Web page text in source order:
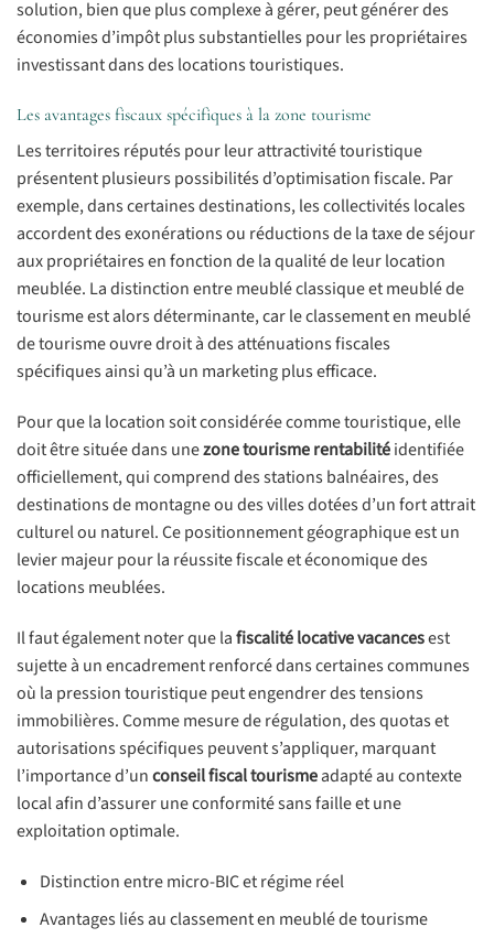
solution, bien que plus complexe à gérer, peut générer des
économies d’impôt plus substantielles pour les propriétaires
investissant dans des locations touristiques.
Les avantages fiscaux spécifiques à la zone tourisme
Les territoires réputés pour leur attractivité touristique
présentent plusieurs possibilités d’optimisation fiscale. Par
exemple, dans certaines destinations, les collectivités locales
accordent des exonérations ou réductions de la taxe de séjour
aux propriétaires en fonction de la qualité de leur location
meublée. La distinction entre meublé classique et meublé de
tourisme est alors déterminante, car le classement en meublé
de tourisme ouvre droit à des atténuations fiscales
spécifiques ainsi qu’à un marketing plus efficace.
Pour que la location soit considérée comme touristique, elle
doit être située dans unezone tourisme rentabilitéidentifiée
officiellement, qui comprend des stations balnéaires, des
destinations de montagne ou des villes dotées d’un fort attrait
culturel ou naturel. Ce positionnement géographique est un
levier majeur pour la réussite fiscale et économique des
locations meublées.
Il faut également noter que lafiscalité locative vacancesest
sujette à un encadrement renforcé dans certaines communes
où la pression touristique peut engendrer des tensions
immobilières. Comme mesure de régulation, des quotas et
autorisations spécifiques peuvent s’appliquer, marquant
l’importance d’unconseil fiscal tourismeadapté au contexte
local afin d’assurer une conformité sans faille et une
exploitation optimale.
Distinction entre micro-BIC et régime réel
Avantages liés au classement en meublé de tourisme